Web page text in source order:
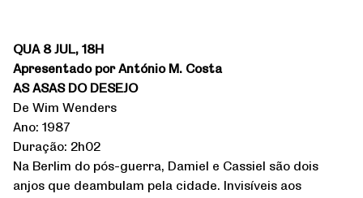
QUA 8 JUL, 18H
Apresentado por António M. Costa
AS ASAS DO DESEJO
De Wim Wenders
Ano: 1987
Duração: 2h02
Na Berlim do pós-guerra, Damiel e Cassiel são dois
anjos que deambulam pela cidade. Invisíveis aos